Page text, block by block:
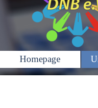
Homepage